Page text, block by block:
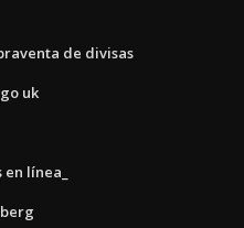
de divisas
uk
línea_